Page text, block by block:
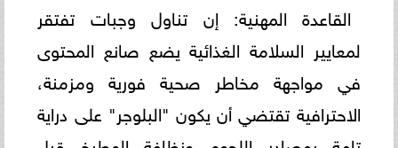
القاعدة المهنية: إن تناول وجبات تفتقر
لمعايير السلامة الغذائية يضع صانع المحتوى
في مواجهة مخاطر صحية فورية ومزمنة،
الاحترافية تقتضي أن يكون "البلوجر" على دراية